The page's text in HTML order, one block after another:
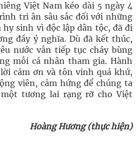
Việt Nam kéo dài 5 ngày 4
tri ân sâu sắc đối với những
sinh vì độc lập dân tộc, đã đi
đầy ý nghĩa. Dù đã kết thúc,
nước vẫn tiếp tục cháy bùng
mỗi cá nhân tham gia. Hành
cảm ơn và tôn vinh quá khứ,
viên, cảm hứng để chúng ta
tương lai rạng rỡ cho Việt
Hoàng Hương (thực hiện)